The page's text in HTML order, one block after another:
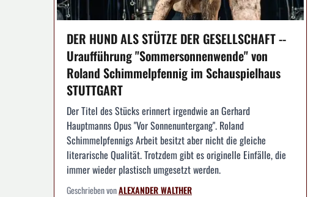
DER HUND ALS STÜTZE DER GESELLSCHAFT --
Uraufführung "Sommersonnenwende" von
Roland Schimmelpfennig im Schauspielhaus
STUTTGART
Der Titel des Stücks erinnert irgendwie an Gerhard
Hauptmanns Opus "Vor Sonnenuntergang". Roland
Schimmelpfennigs Arbeit besitzt aber nicht die gleiche
literarische Qualität. Trotzdem gibt es originelle Einfälle, die
immer wieder plastisch umgesetzt werden.
Geschrieben vonALEXANDER WALTHER